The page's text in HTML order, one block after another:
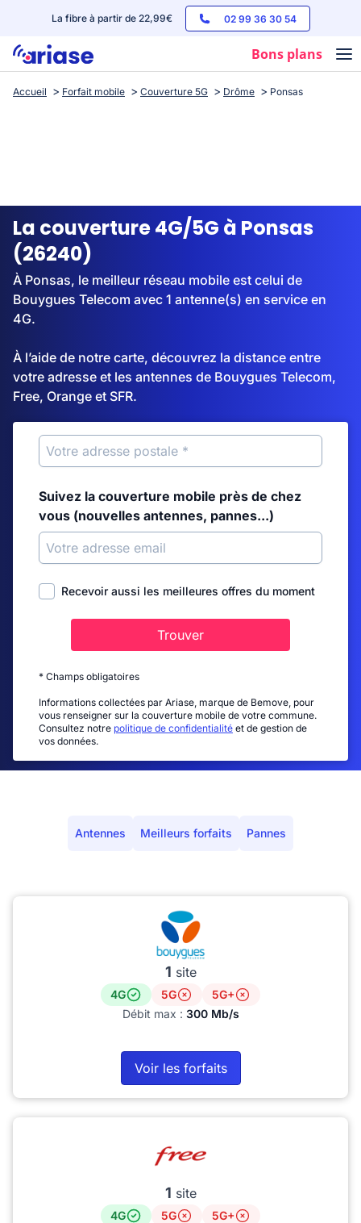
La fibre à partir de 22,99€ 02 99 36 30 54
Bons plans
Box internet
Streaming
Accueil Forfait mobile Couverture 5G Drôme Ponsas
La couverture 4G/5G à Ponsas
(26240)
À Ponsas, le meilleur réseau mobile est celui de
Bouygues Telecom avec 1 antenne(s) en service en
4G.
À l’aide de notre carte, découvrez la distance entre
votre adresse et les antennes de Bouygues Telecom,
Free, Orange et SFR.
Suivez la couverture mobile près de chez
vous (nouvelles antennes, pannes...)
Recevoir aussi les meilleures offres du moment
Trouver
* Champs obligatoires
Informations collectées par Ariase, marque de Bemove, pour
vous renseigner sur la couverture mobile de votre commune.
Consultez notre politique de confidentialité et de gestion de
vos données.
Antennes Meilleurs forfaits Pannes
1 site
4G 5G
5G+
Débit max : 300 Mb/s
Voir les forfaits
1 site
4G 5G
5G+